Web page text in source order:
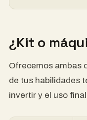
¿Kit o
Ofrecemos ambas
de tus habilidades
invertir y el uso